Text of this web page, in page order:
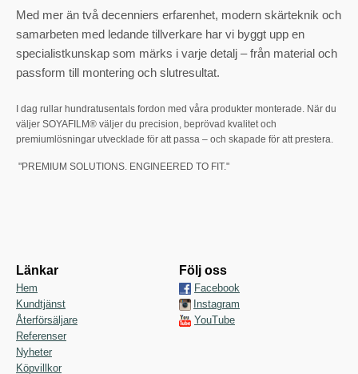
Med mer än två decenniers erfarenhet, modern skärteknik och
samarbeten med ledande tillverkare har vi byggt upp en
specialistkunskap som märks i varje detalj – från material och
passform till montering och slutresultat.
I dag rullar hundratusentals fordon med våra produkter monterade. När du
väljer SOYAFILM® väljer du precision, beprövad kvalitet och
premiumlösningar utvecklade för att passa – och skapade för att prestera.
"PREMIUM SOLUTIONS. ENGINEERED TO FIT."
Länkar
Hem
Kundtjänst
Återförsäljare
Referenser
Nyheter
Köpvillkor
Följ oss
Facebook
Instagram
YouTube